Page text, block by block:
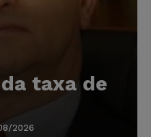
taxa de
2026